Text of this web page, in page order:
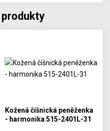
Kožená číšnická peněženka
- harmonika 515-2401L-31